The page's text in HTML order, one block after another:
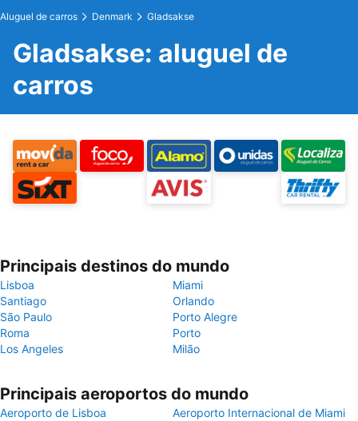
Aluguel de carros Denmark Gladsakse
Gladsakse: aluguel de
carros
Principais destinos do mundo
Lisboa
Miami
Santiago
Orlando
São Paulo
Porto Alegre
Roma
Porto
Los Angeles
Milão
Principais aeroportos do mundo
Aeroporto de Lisboa
Aeroporto Internacional de Miami